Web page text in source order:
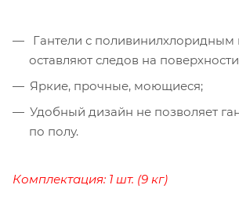
Гантели с
оставляют следов на
Яркие, прочные, моющиеся;
Удобный дизайн не позволяет
по полу.
Комплектация: 1 шт. (9 кг)